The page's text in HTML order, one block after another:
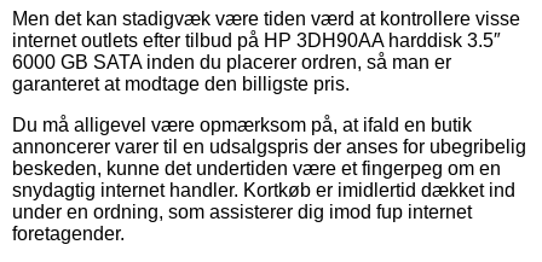
Men det kan stadigvæk være tiden værd at kontrollere visse
internet outlets efter tilbud på HP 3DH90AA harddisk 3.5″
6000 GB SATA inden du placerer ordren, så man er
garanteret at modtage den billigste pris.
Du må alligevel være opmærksom på, at ifald en butik
annoncerer varer til en udsalgspris der anses for ubegribelig
beskeden, kunne det undertiden være et fingerpeg om en
snydagtig internet handler. Kortkøb er imidlertid dækket ind
under en ordning, som assisterer dig imod fup internet
foretagender.